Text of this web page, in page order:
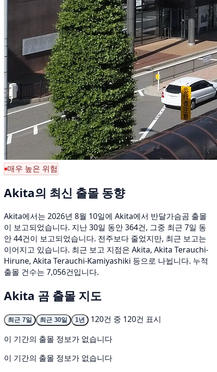
매우 높은 위험
Akita의 최신 출몰 동향
Akita에서는 2026년 8월 10일에 Akita에서 반달가슴곰 출몰
이 보고되었습니다. 지난 30일 동안 364건, 그중 최근 7일 동
안 44건이 보고되었습니다. 전주보다 줄었지만, 최근 보고는
이어지고 있습니다. 최근 보고 지점은 Akita, Akita Terauchi-
Hirune, Akita Terauchi-Kamiyashiki 등으로 나뉩니다. 누적
출몰 건수는 7,056건입니다.
Akita 곰 출몰 지도
최근 7일 최근 30일 1년
120건 중 120건 표시
이 기간의 출몰 정보가 없습니다
이 기간의 출몰 정보가 없습니다